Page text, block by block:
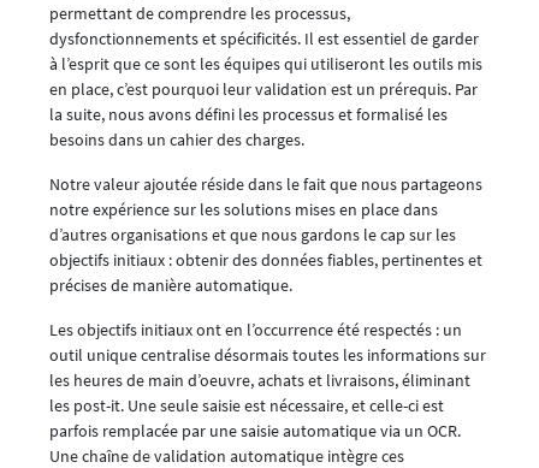
permettant de comprendre les processus,
dysfonctionnements et spécificités. Il est essentiel de garder
à l’esprit que ce sont les équipes qui utiliseront les outils mis
en place, c’est pourquoi leur validation est un prérequis. Par
la suite, nous avons défini les processus et formalisé les
besoins dans un cahier des charges.
Notre valeur ajoutée réside dans le fait que nous partageons
notre expérience sur les solutions mises en place dans
d’autres organisations et que nous gardons le cap sur les
objectifs initiaux : obtenir des données fiables, pertinentes et
précises de manière automatique.
Les objectifs initiaux ont en l’occurrence été respectés : un
outil unique centralise désormais toutes les informations sur
les heures de main d’oeuvre, achats et livraisons, éliminant
les post-it. Une seule saisie est nécessaire, et celle-ci est
parfois remplacée par une saisie automatique via un OCR.
Une chaîne de validation automatique intègre ces